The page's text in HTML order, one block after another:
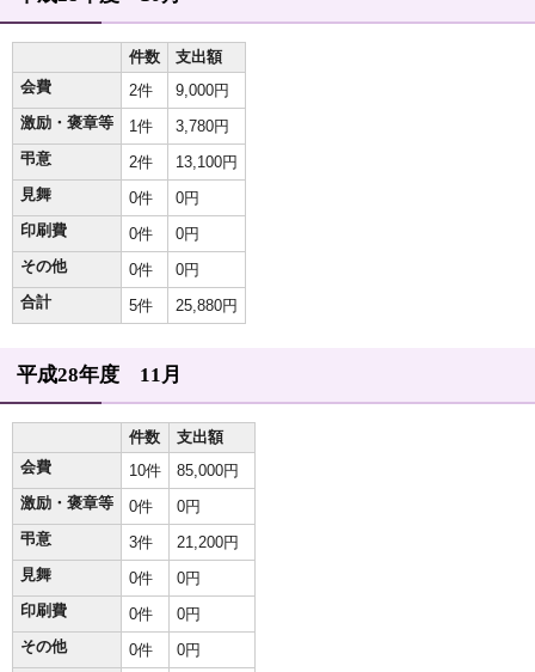
件数
支出額
会費
2件
9,000円
激励・褒章等
1件
3,780円
弔意
2件
13,100円
見舞
0件
0円
印刷費
0件
0円
その他
0件
0円
合計
5件 25,880円
平成28年度 11月
件数
支出額
会費
10件
85,000円
激励・褒章等
0件
0円
弔意
3件
21,200円
見舞
0件
0円
印刷費
0件
0円
その他
0件
0円